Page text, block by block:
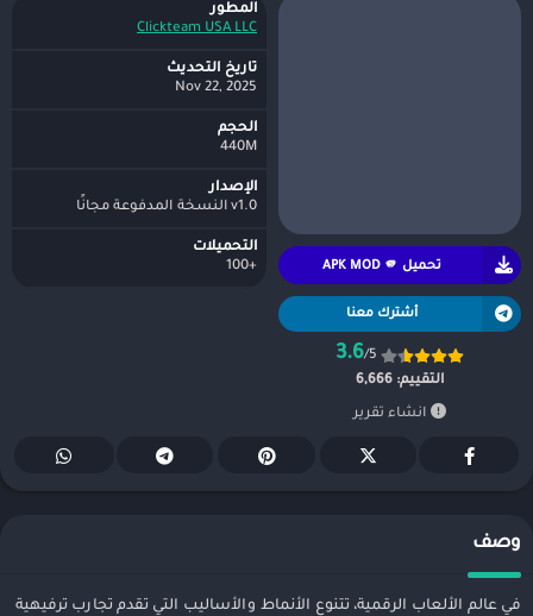
تحميل APK MOD 🫵
أشترك معنا
3.6/5
التقييم: 6,666
انشاء تقرير
المطور
Clickteam USA LLC
تاريخ التحديث
Nov 22, 2025
الحجم
440M
الإصدار
v1.0 النسخة المدفوعة مجانًا
التحميلات
+100
وصف
في عالم الألعاب الرقمية، تتنوع الأنماط والأساليب التي تقدم تجارب ترفيهية